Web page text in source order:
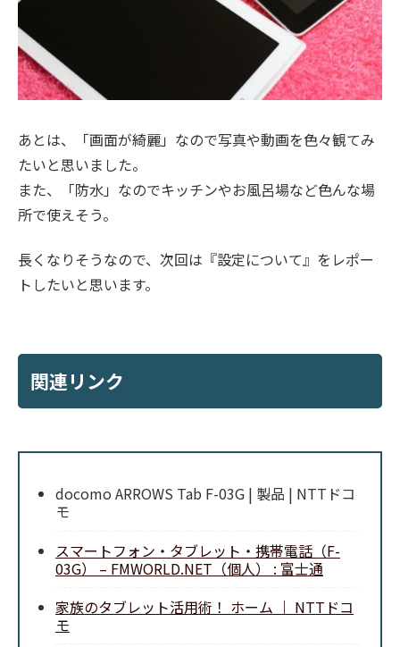
あとは、「画面が綺麗」なので写真や動画を色々観てみ
たいと思いました。
また、「防水」なのでキッチンやお風呂場など色んな場
所で使えそう。
長くなりそうなので、次回は『設定について』をレポー
トしたいと思います。
関連リンク
docomo ARROWS Tab F-03G | 製品 | NTTドコ
モ
スマートフォン・タブレット・携帯電話（F-
03G） – FMWORLD.NET（個人） : 富士通
家族のタブレット活用術！ ホーム ｜ NTTドコ
モ